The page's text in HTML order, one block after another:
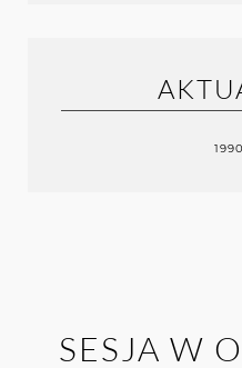
SESJA W